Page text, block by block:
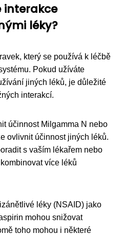
interakce
léky?
který se používá k léčbě
Pokud užíváte
jiných léků, je důležité
interakcí.
účinnost Milgamma N nebo
ovlivnit účinnost jiných léků.
s vaším lékařem nebo
více léků
léky (NSAID) jako
mohou snižovat
toho mohou i některé